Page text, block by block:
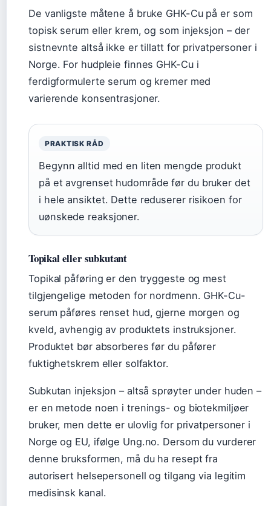
De vanligste måtene å bruke GHK-Cu på er som
topisk serum eller krem, og som injeksjon – der
sistnevnte altså ikke er tillatt for privatpersoner i
Norge. For hudpleie finnes GHK-Cu i
ferdigformulerte serum og kremer med
varierende konsentrasjoner.
PRAKTISK RÅD
Begynn alltid med en liten mengde produkt
på et avgrenset hudområde før du bruker det
i hele ansiktet. Dette reduserer risikoen for
uønskede reaksjoner.
Topikal eller subkutant
Topikal påføring er den tryggeste og mest
tilgjengelige metoden for nordmenn. GHK-Cu-
serum påføres renset hud, gjerne morgen og
kveld, avhengig av produktets instruksjoner.
Produktet bør absorberes før du påfører
fuktighetskrem eller solfaktor.
Subkutan injeksjon – altså sprøyter under huden –
er en metode noen i trenings- og biotekmiljøer
bruker, men dette er ulovlig for privatpersoner i
Norge og EU, ifølge Ung.no. Dersom du vurderer
denne bruksformen, må du ha resept fra
autorisert helsepersonell og tilgang via legitim
medisinsk kanal.